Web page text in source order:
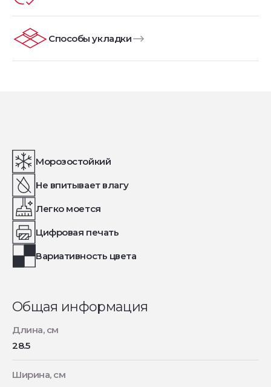
Способы укладки
Морозостойкий
Не впитывает влагу
Легко моется
Цифровая печать
Вариативность цвета
Общая информация
Длина, см
28.5
Ширина, см